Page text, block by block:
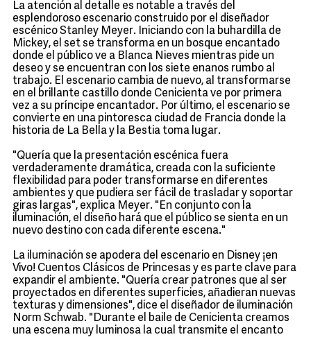
La atención al detalle es notable a través del
esplendoroso escenario construido por el diseñador
escénico Stanley Meyer. Iniciando con la buhardilla de
Mickey, el set se transforma en un bosque encantado
donde el público ve a Blanca Nieves mientras pide un
deseo y se encuentran con los siete enanos rumbo al
trabajo. El escenario cambia de nuevo, al transformarse
en el brillante castillo donde Cenicienta ve por primera
vez a su príncipe encantador. Por último, el escenario se
convierte en una pintoresca ciudad de Francia donde la
historia de La Bella y la Bestia toma lugar.
"Quería que la presentación escénica fuera
verdaderamente dramática, creada con la suficiente
flexibilidad para poder transformarse en diferentes
ambientes y que pudiera ser fácil de trasladar y soportar
giras largas", explica Meyer. "En conjunto con la
iluminación, el diseño hará que el público se sienta en un
nuevo destino con cada diferente escena."
La iluminación se apodera del escenario en Disney ¡en
Vivo! Cuentos Clásicos de Princesas y es parte clave para
expandir el ambiente. "Quería crear patrones que al ser
proyectados en diferentes superficies, añadieran nuevas
texturas y dimensiones", dice el diseñador de iluminación
Norm Schwab. "Durante el baile de Cenicienta creamos
una escena muy luminosa la cual transmite el encanto